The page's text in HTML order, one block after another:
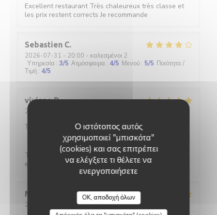
Ο ιστότοπος αυτός
χρησιμοποιεί "μπισκότα"
(cookies) και σας επιτρέπει
να ελέγξετε τι θέλετε να
ενεργοποιήσετε
OK, αποδοχή όλων
Excellent restaurant Très chaleureux très classe et
les prix restent corrects Je recommande
Sebastien C
2026-07-31 - 20:00 - καλεσμένοι 2
Υπηρεσία : 3/5 Ατμόσφαιρα : 4/5 Μενού : 5/5 Ποιότητα /
Τιμή : 4/5
viviane D
2026-07-31
Τιμή
Toujours aussi satisfaite, c'est très bon et le service
est parfait.
Martine
2026-08-02
- 12:30 - καλεσμένοι 2
Υπηρεσία:5/5 Ατμόσφαιρα:5/5 Μενού:5/5 Ποιότητα /
L'Ecaille